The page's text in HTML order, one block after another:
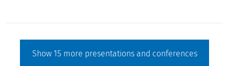
Show 15 more presentations and conferences